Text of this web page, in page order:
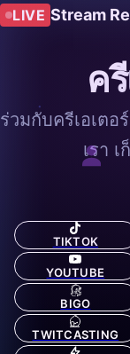
LIVE Stream
ค
ร่วมกับครีเอเต
เรา
TIKTOK
YOUTUBE
BIGO
TWITCASTING